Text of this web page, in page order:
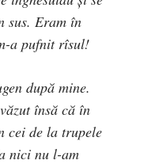
sus. Eram în
a pufnit rîsul!
după mine.
însă că în
cei de la trupele
nici nu l-am